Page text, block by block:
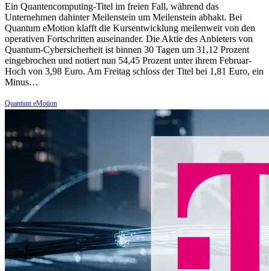
Ein Quantencomputing-Titel im freien Fall, während das
Unternehmen dahinter Meilenstein um Meilenstein abhakt. Bei
Quantum eMotion klafft die Kursentwicklung meilenweit von den
operativen Fortschritten auseinander. Die Aktie des Anbieters von
Quantum-Cybersicherheit ist binnen 30 Tagen um 31,12 Prozent
eingebrochen und notiert nun 54,45 Prozent unter ihrem Februar-
Hoch von 3,98 Euro. Am Freitag schloss der Titel bei 1,81 Euro, ein
Minus…
Quantum eMotion